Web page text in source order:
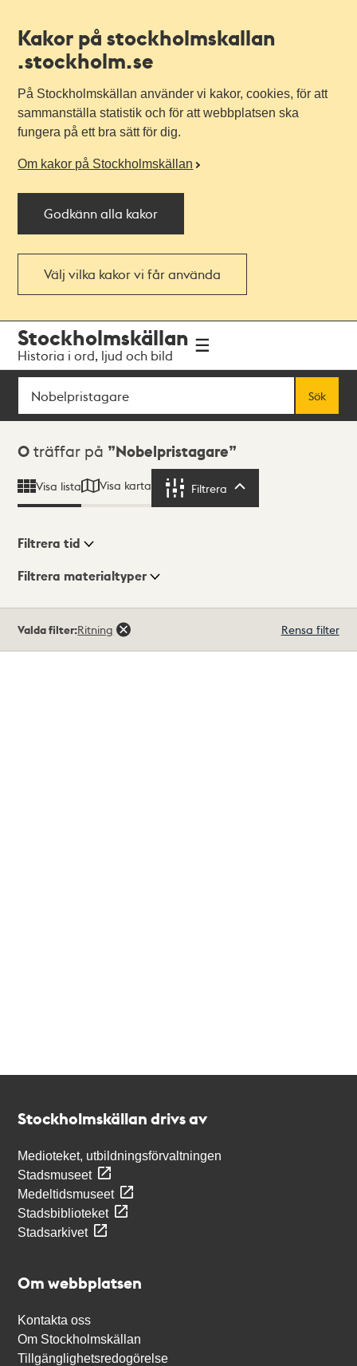
Kakor på stockholmskallan
.stockholm.se
På Stockholmskällan använder vi kakor, cookies, för att
sammanställa statistik och för att webbplatsen ska
fungera på ett bra sätt för dig.
Om kakor på Stockholmskällan
Godkänn alla kakor
Välj vilka kakor vi får använda
navigationen
huvudinnehållet
Stockholmskällan
Historia i ord, ljud och bild
Sök
Sök
Sökresultat
0 träffar på Nobelpristagare
Visa lista Visa karta Filtrera
Visningsläge
Filtrera tid
Filtrera materialtyper
träffar
Valda filter:Ritning Rensa filter
Stockholmskällan drivs av
Medioteket, utbildningsförvaltningen
Stadsmuseet
Medeltidsmuseet
Stadsbiblioteket
Stadsarkivet
Om webbplatsen
Kontakta oss
Om Stockholmskällan
Tillgänglighetsredogörelse